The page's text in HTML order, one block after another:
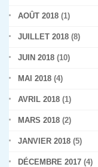
AOÛT 2018 (1)
JUILLET 2018 (8)
JUIN 2018 (10)
MAI 2018 (4)
AVRIL 2018 (1)
MARS 2018 (2)
JANVIER 2018 (5)
DÉCEMBRE 2017 (4)